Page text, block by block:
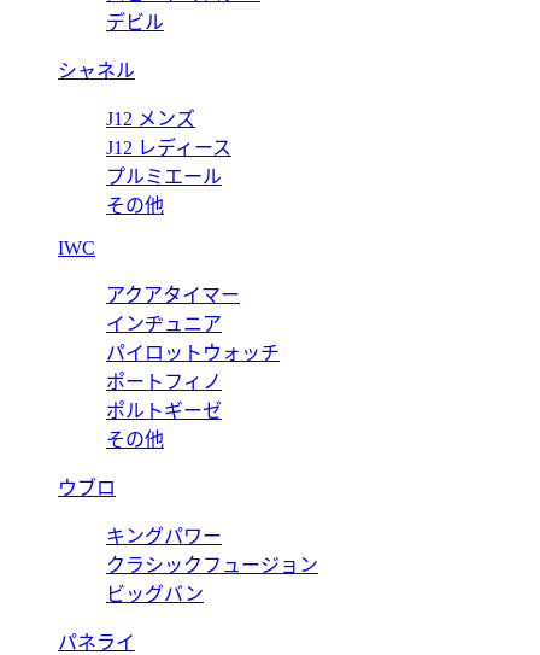
デビル
シャネル
J12 メンズ
J12 レディース
プルミエール
その他
IWC
アクアタイマー
インヂュニア
パイロットウォッチ
ポートフィノ
ポルトギーゼ
その他
ウブロ
キングパワー
クラシックフュージョン
ビッグバン
パネライ